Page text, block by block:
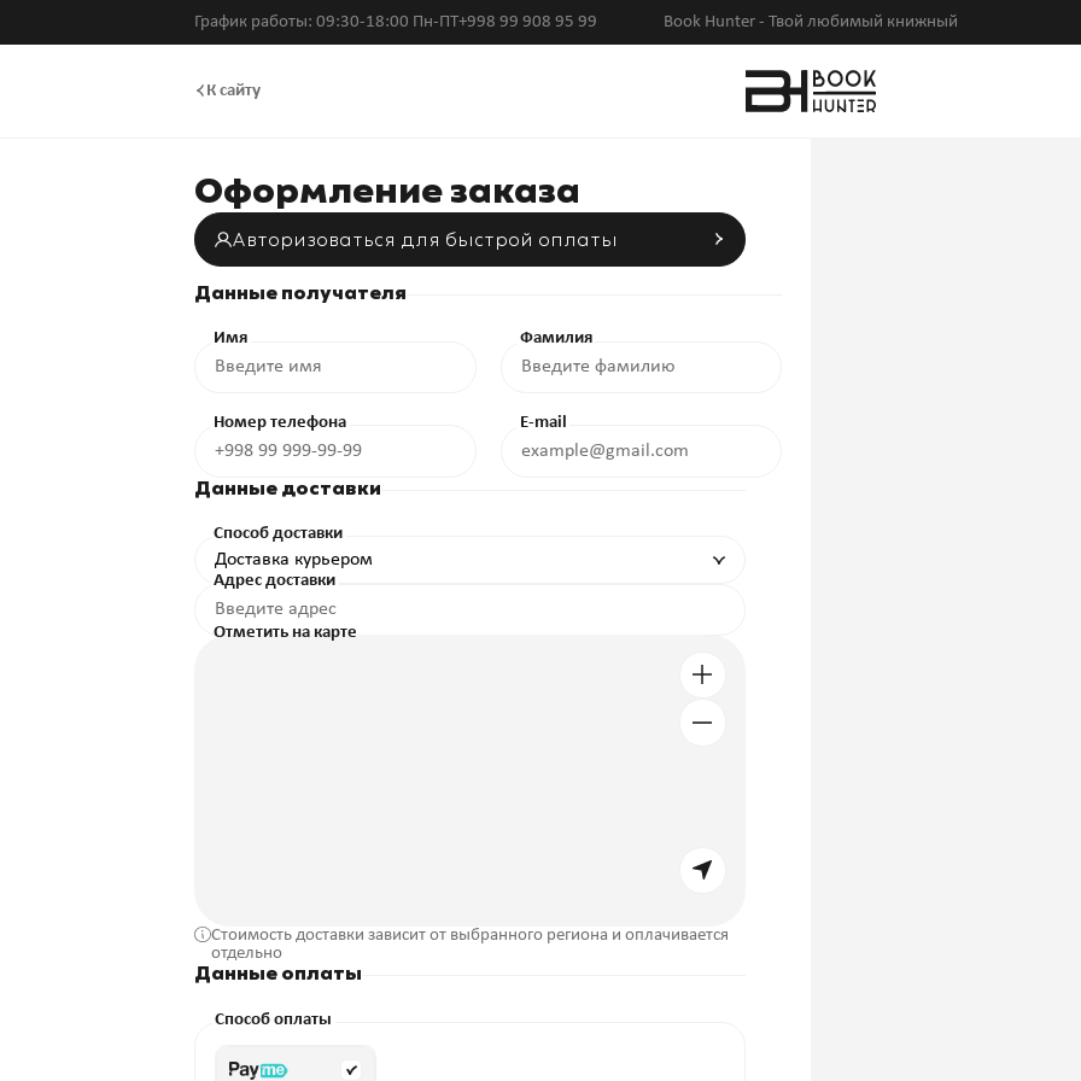
График работы: 09:30-18:00 Пн-ПТ+998 99 908 95 99 Book Hunter - Твой любимый книжный
К сайту
Оформление заказа
Авторизоваться для быстрой оплаты
Данные получателя
Имя Фамилия
Номер телефона E-mail
Данные доставки
Способ доставки
Адрес доставки
Координаты
Отметить на карте
Стоимость доставки зависит от выбранного региона и оплачивается
отдельно
Данные оплаты
Способ оплаты